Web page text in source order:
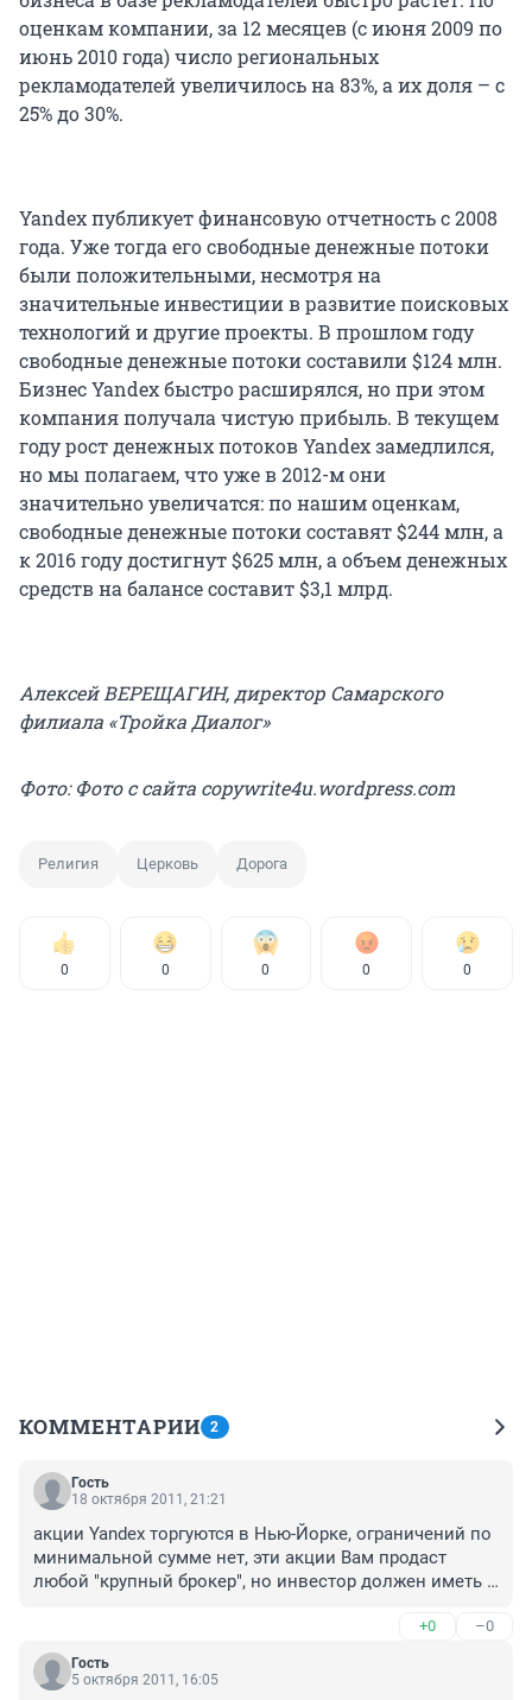
оценкам компании, за 12 месяцев (с июня 2009 по
июнь 2010 года) число региональных
рекламодателей увеличилось на 83%, а их доля – с
25% до 30%.
Yandex публикует финансовую отчетность с 2008
года. Уже тогда его свободные денежные потоки
были положительными, несмотря на
значительные инвестиции в развитие поисковых
технологий и другие проекты. В прошлом году
свободные денежные потоки составили $124 млн.
Бизнес Yandex быстро расширялся, но при этом
компания получала чистую прибыль. В текущем
году рост денежных потоков Yandex замедлился,
но мы полагаем, что уже в 2012-м они
значительно увеличатся: по нашим оценкам,
свободные денежные потоки составят $244 млн, а
к 2016 году достигнут $625 млн, а объем денежных
средств на балансе составит $3,1 млрд.
Алексей ВЕРЕЩАГИН, директор Самарского
филиала «Тройка Диалог»
Фото: Фото с сайта copywrite4u.wordpress.com
Религия Церковь Дорога
0 0 0 0 0
КОММЕНТАРИИ 2
Гость
18 октября 2011, 21:21
акции Yandex торгуются в Нью-Йорке, ограничений по
минимальной сумме нет, эти акции Вам продаст
любой "крупный брокер", но инвестор должен иметь
рублей на счете и совершить за год 5 сделок.
вот котировки http://finance.yahoo.com/q?s=YNDX&ql=1
+0 –0
Гость
5 октября 2011, 16:05